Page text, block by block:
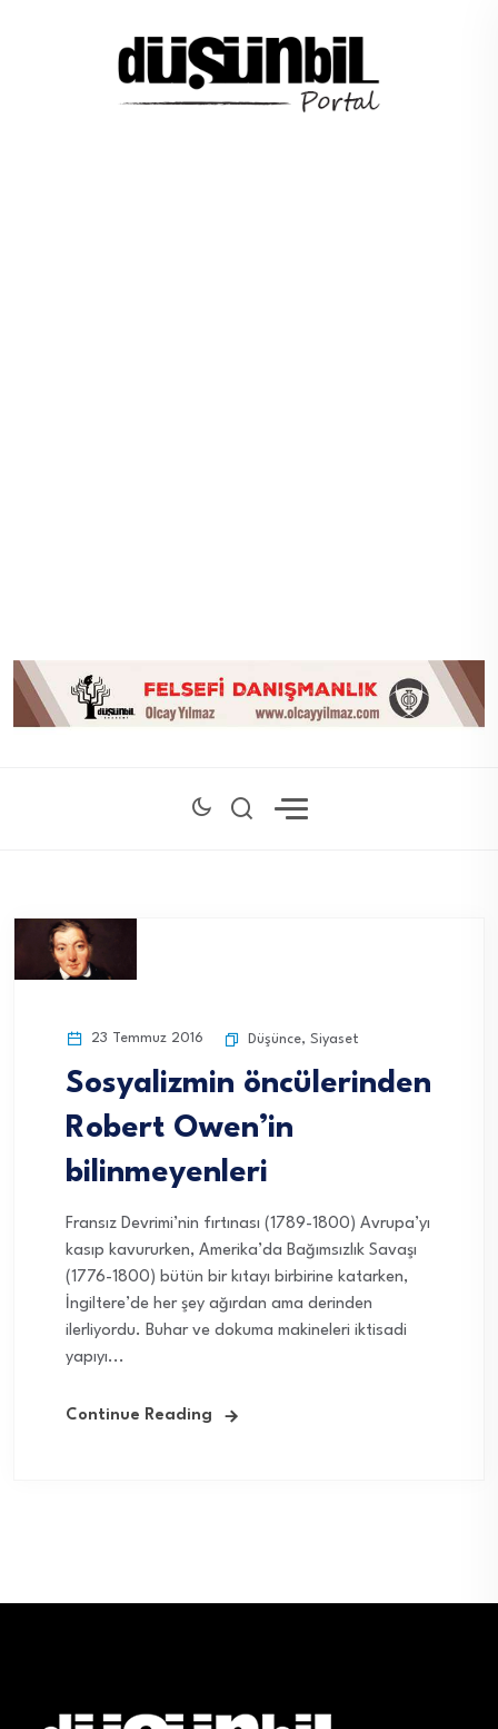
23 Temmuz 2016 Düşünce, Siyaset
Sosyalizmin öncülerinden
Robert Owen’in
bilinmeyenleri
Fransız Devrimi’nin fırtınası (1789-1800) Avrupa’yı
kasıp kavururken, Amerika’da Bağımsızlık Savaşı
(1776-1800) bütün bir kıtayı birbirine katarken,
İngiltere’de her şey ağırdan ama derinden
ilerliyordu. Buhar ve dokuma makineleri iktisadi
yapıyı...
Continue Reading